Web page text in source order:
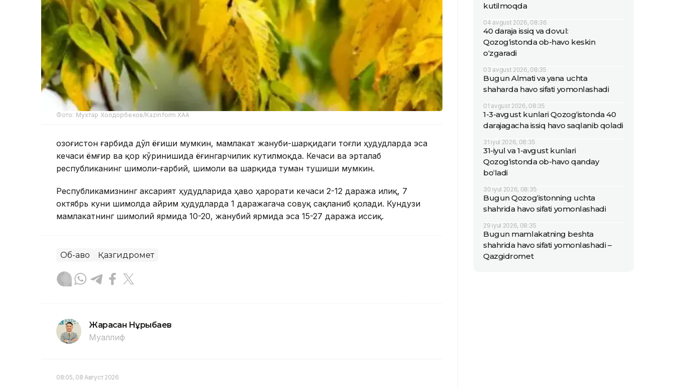
Фото: Мухтар Холдорбеков/Kazinform ХАА
Қозоғистон ғарбида дўл ёғиши мумкин, мамлакат жануби-шарқидаги тоғли ҳудудларда эса
кечаси ёмғир ва қор кўринишида ёғингарчилик кутилмоқда. Кечаси ва эрталаб
республиканинг шимоли-ғарбий, шимоли ва шарқида туман тушиши мумкин.
Республикамизнинг аксарият ҳудудларида ҳаво ҳарорати кечаси 2-12 даража илиқ, 7
октябрь куни шимолда айрим ҳудудларда 1 даражагача совуқ сақланиб қолади. Кундузи
мамлакатнинг шимолий ярмида 10-20, жанубий ярмида эса 15-27 даража иссиқ.
Об-ҳаво Қазгидромет
Жарасқан Нұрыбаев
Муаллиф
08:05, 08 Август 2026
kutilmoqda
04 avgust 2026, 08:36
40 daraja issiq va dovul:
Qozog‘istonda ob-havo keskin
o‘zgaradi
03 avgust 2026, 08:35
Bugun Almati va yana uchta
shaharda havo sifati yomonlashadi
01 avgust 2026, 08:35
1-3-avgust kunlari Qozog‘istonda 40
darajagacha issiq havo saqlanib qoladi
31 iyul 2026, 08:35
31-iyul va 1-avgust kunlari
Qozog‘istonda ob-havo qanday
bo‘ladi
30 iyul 2026, 08:35
Bugun Qozog‘istonning uchta
shahrida havo sifati yomonlashadi
29 iyul 2026, 08:35
Bugun mamlakatning beshta
shahrida havo sifati yomonlashadi –
Qazgidromet